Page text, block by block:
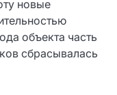
новые
объекта часть
сбрасывалась